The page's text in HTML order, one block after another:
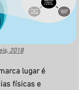
lugar é
físicas e
2018